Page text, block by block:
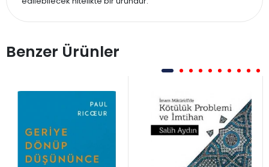
Benzer Ürünler